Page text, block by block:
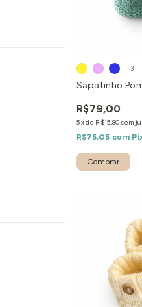
Sapatinho
R$79,00
5xde R$15,80 sem
R$75,05 com
+3
Comprar